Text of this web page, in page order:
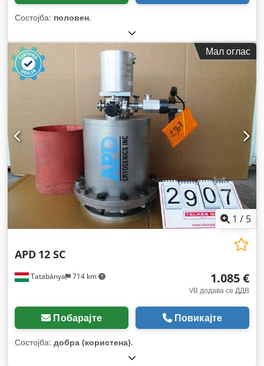
Состојба: половен,
Мал оглас
1 / 5
Tatabánya 714 km
APD 12 SC
1.085 €
VB додава се ДДВ
Побарајте Повикајте
Состојба: добра (користена),